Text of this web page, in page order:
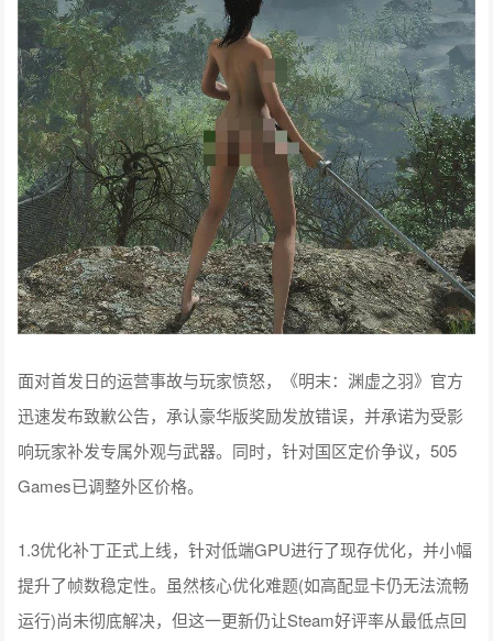
面对首发日的运营事故与玩家愤怒，《明末：渊虚之羽》官方
迅速发布致歉公告，承认豪华版奖励发放错误，并承诺为受影
响玩家补发专属外观与武器。同时，针对国区定价争议，505
Games已调整外区价格。
1.3优化补丁正式上线，针对低端GPU进行了现存优化，并小幅
提升了帧数稳定性。虽然核心优化难题(如高配显卡仍无法流畅
运行)尚未彻底解决，但这一更新仍让Steam好评率从最低点回